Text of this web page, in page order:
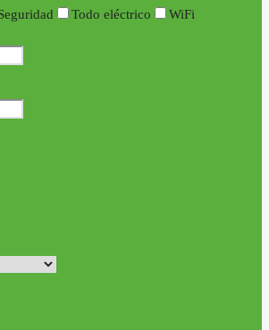
Todo eléctrico WiFi